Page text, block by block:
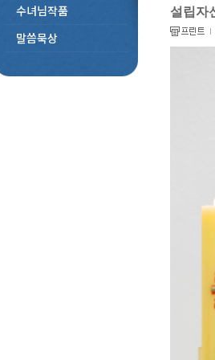
수녀님작품
말씀묵상
설립자